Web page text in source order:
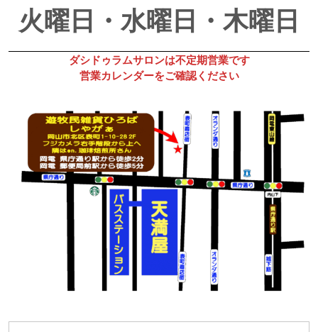
火曜日・水曜日・木曜日
ダシドゥラムサロンは不定期営業です
営業カレンダーをご確認ください